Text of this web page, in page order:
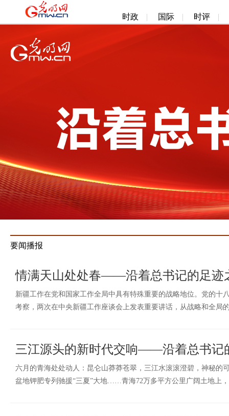
时政 | 国际 | 时评 |
要闻播报
情满天山处处春——沿着总书记的足迹
新疆工作在党和国家工作全局中具有特殊重要的战略地位。党的十
考察，两次在中央新疆工作座谈会上发表重要讲话，从战略和全局
三江源头的新时代交响——沿着总书记
六月的青海处处动人：昆仑山莽莽苍翠，三江水滚滚澄碧，神秘的
盆地钾肥专列驰援“三夏”大地……青海72万多平方公里广阔土地上